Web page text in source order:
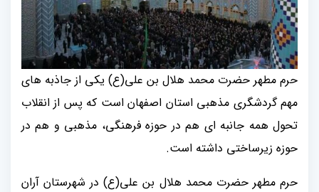
حرم مطهر حضرت محمد هلال بن علی(ع) یکی از جاذبه های
مهم گردشگری مذهبی استان اصفهان است که پس از انقلاب
تحول همه جانبه ای هم در حوزه فرهنگی، مذهبی و هم در
حوزه زیرساختی داشته است.
حرم مطهر حضرت محمد هلال بن علی(ع) در شهرستان آران